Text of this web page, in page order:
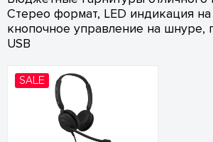
Стерео формат, LED индикация на
кнопочное управление на шнуре,
USB
SALE